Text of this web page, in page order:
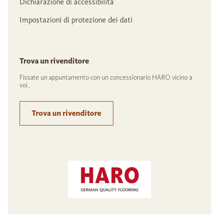
Impostazioni di protezione dei dati
Trova un rivenditore
Fissate un appuntamento con un concessionario HARO vicino a
voi..
Trova un rivenditore